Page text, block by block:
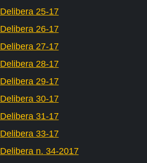
Delibera 25-17
Delibera 26-17
Delibera 27-17
Delibera 28-17
Delibera 29-17
Delibera 30-17
Delibera 31-17
Delibera 33-17
Delibera n. 34-2017